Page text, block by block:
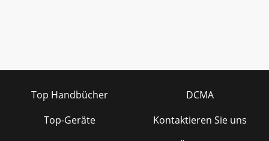
Top Handbücher
Top-Geräte
DCMA
Kontaktieren Sie uns